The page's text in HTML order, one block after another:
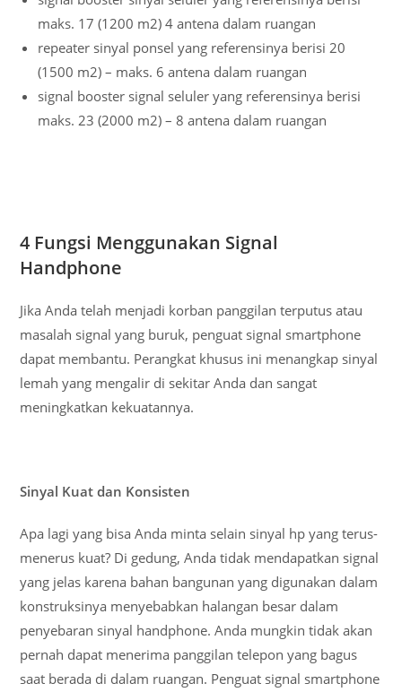
maks. 17 (1200 m2) 4 antena dalam ruangan
repeater sinyal ponsel yang referensinya berisi 20
(1500 m2) – maks. 6 antena dalam ruangan
signal booster signal seluler yang referensinya berisi
maks. 23 (2000 m2) – 8 antena dalam ruangan
4 Fungsi Menggunakan Signal
Handphone
Jika Anda telah menjadi korban panggilan terputus atau
masalah signal yang buruk, penguat signal smartphone
dapat membantu. Perangkat khusus ini menangkap sinyal
lemah yang mengalir di sekitar Anda dan sangat
meningkatkan kekuatannya.
Sinyal Kuat dan Konsisten
Apa lagi yang bisa Anda minta selain sinyal hp yang terus-
menerus kuat? Di gedung, Anda tidak mendapatkan signal
yang jelas karena bahan bangunan yang digunakan dalam
konstruksinya menyebabkan halangan besar dalam
penyebaran sinyal handphone. Anda mungkin tidak akan
pernah dapat menerima panggilan telepon yang bagus
saat berada di dalam ruangan. Penguat signal smartphone